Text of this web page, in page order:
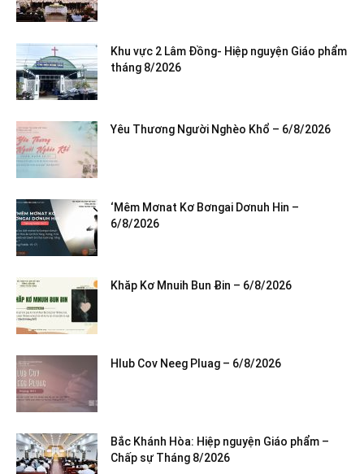
Khu vực 2 Lâm Đồng- Hiệp nguyện Giáo phẩm
tháng 8/2026
Yêu Thương Người Nghèo Khổ – 6/8/2026
‘Mêm Mơnat Kơ Bơngai Dơnuh Hin –
6/8/2026
Khăp Kơ Mnuih Bun Ƀin – 6/8/2026
Hlub Cov Neeg Pluag – 6/8/2026
Bắc Khánh Hòa: Hiệp nguyện Giáo phẩm –
Chấp sự Tháng 8/2026